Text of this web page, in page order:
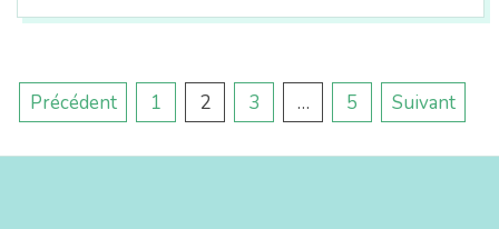
Pagination
Précédent 1 2 3 … 5 Suivant